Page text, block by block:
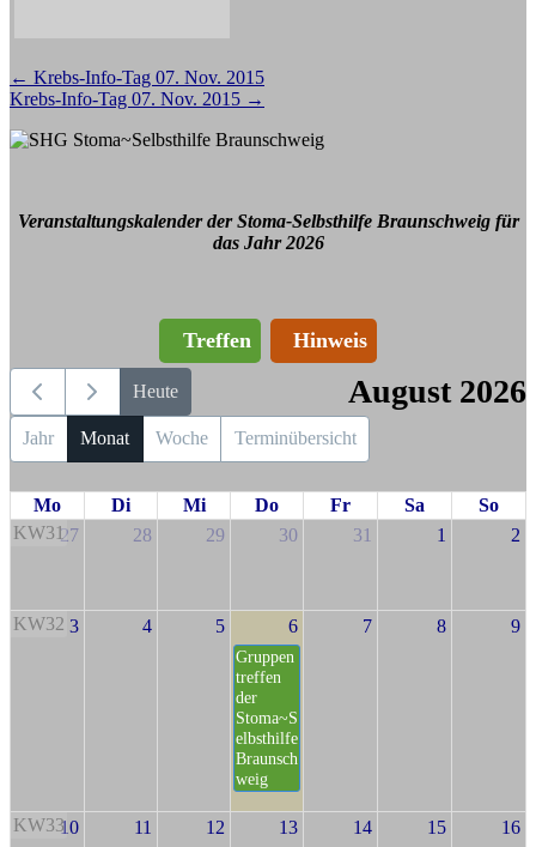
Beitragsnavigation
← Krebs-Info-Tag 07. Nov. 2015
Krebs-Info-Tag 07. Nov. 2015 →
Veranstaltungskalender der Stoma-Selbsthilfe Braunschweig für
das Jahr 2026
Treffen Hinweis
Heute August 2026
Jahr Monat Woche Terminübersicht
Mo Di Mi Do Fr Sa
So
KW3127 28 29 30 31 1 2
KW32 3 4 5 6
Gruppen
treffen
der
Stoma~S
elbsthilfe
Braunsch
weig
7 8 9
KW3310 11 12 13 14 15 16